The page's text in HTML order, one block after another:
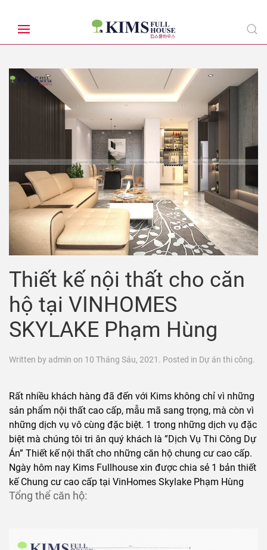
Thiết kế nội thất cho căn
hộ tại VINHOMES
SKYLAKE Phạm Hùng
Written by admin on 10 Tháng Sáu, 2021 . Posted in Dự án thi công.
Rất nhiều khách hàng đã đến với Kims không chỉ vì những
sản phẩm nội thất cao cấp, mẫu mã sang trọng, mà còn vì
những dịch vụ vô cùng đặc biệt. 1 trong những dịch vụ đặc
biệt mà chúng tôi tri ân quý khách là ”Dịch Vụ Thi Công Dự
Án” Thiết kế nội thất cho những căn hộ chung cư cao cấp.
Ngày hôm nay Kims Fullhouse xin được chia sẻ 1 bản thiết
kế Chung cư cao cấp tại VinHomes Skylake Phạm Hùng
Tổng thể căn hộ: